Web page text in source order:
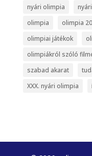
nyári olimpia
olimpia
olimpia
olimpiai játékok
olimpiákról szóló
szabad akarat
XXX. nyári olimpia